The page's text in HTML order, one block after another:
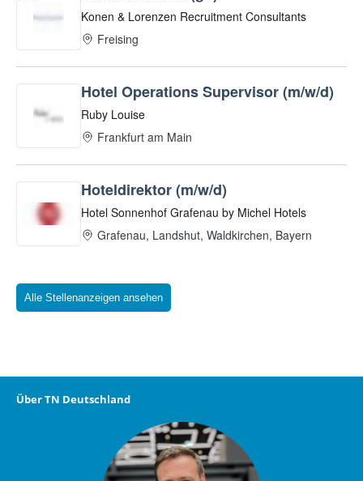
Alle Stellenanzeigen ansehen
Über TN Deutschland